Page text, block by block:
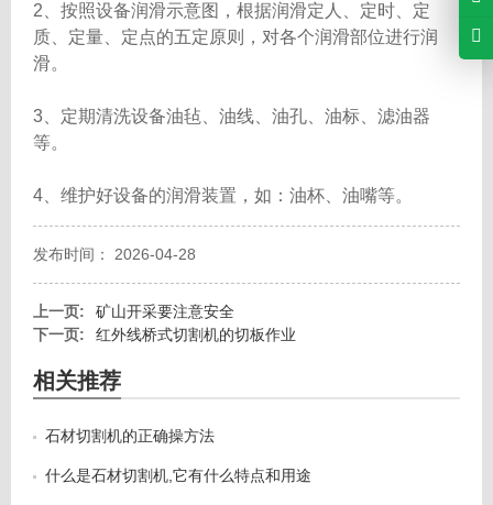
2、按照设备润滑示意图，根据润滑定人、定时、定
质、定量、定点的五定原则，对各个润滑部位进行润
滑。
3、定期清洗设备油毡、油线、油孔、油标、滤油器
等。
4、维护好设备的润滑装置，如：油杯、油嘴等。
发布时间： 2026-04-28
上一页:
矿山开采要注意安全
下一页:
红外线桥式切割机的切板作业
相关推荐
石材切割机的正确操方法
什么是石材切割机,它有什么特点和用途